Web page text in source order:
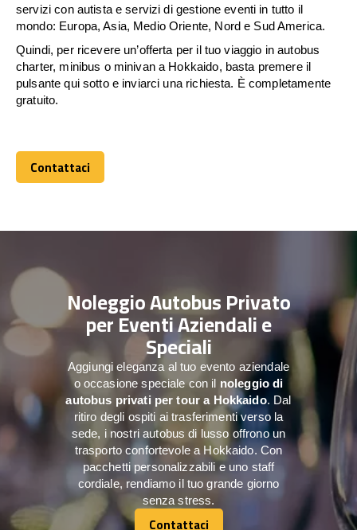
servizi con autista e servizi di gestione eventi in tutto il
mondo: Europa, Asia, Medio Oriente, Nord e Sud America.
Quindi, per ricevere un’offerta per il tuo viaggio in autobus
charter, minibus o minivan a Hokkaido, basta premere il
pulsante qui sotto e inviarci una richiesta. È completamente
gratuito.
Contattaci
Contattaci
Noleggio Autobus Privato
per Eventi Aziendali e
Speciali
Aggiungi eleganza al tuo evento aziendale
o occasione speciale con il noleggio di
autobus privati per tour a Hokkaido. Dal
ritiro degli ospiti ai trasferimenti verso la
sede, i nostri autobus di lusso offrono un
trasporto confortevole a Hokkaido. Con
pacchetti personalizzabili e uno staff
cordiale, rendiamo il tuo grande giorno
senza stress.
Contattaci